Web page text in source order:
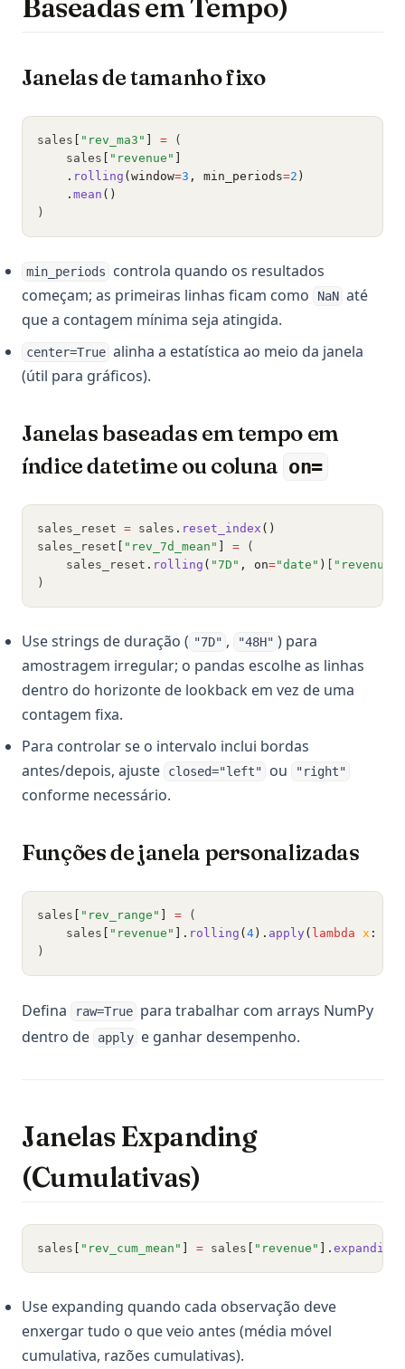
Baseadas em Tempo)
Janelas de tamanho fixo
sales "rev_ma3" = (
    sales
"revenue"
. rolling (window=3 , min_periods=2 )
. mean ()
)
min_periods
controla quando os resultados
começam; as primeiras linhas ficam como
NaN até
que a contagem mínima seja atingida.
center=True alinha a estatística ao meio da janela
(útil para gráficos).
Janelas baseadas em tempo em
índice datetime ou coluna on=
sales_reset = sales . reset_index ()
sales_reset
"rev_7d_mean" = (
    sales_reset
. rolling ( "7D" , on="date" ) "revenue"
)
Use strings de duração ( "7D" , "48H" ) para
amostragem irregular; o pandas escolhe as linhas
dentro do horizonte de lookback em vez de uma
contagem fixa.
Para controlar se o intervalo inclui bordas
antes/depois, ajuste
closed="left" ou "right"
conforme necessário.
Funções de janela personalizadas
sales "rev_range" = (
    sales
"revenue" ]. rolling ( 4 ). apply ( lambda x : x.
)
Defina raw=True para trabalhar com arrays NumPy
dentro de
apply e ganhar desempenho.
Janelas Expanding
(Cumulativas)
sales "rev_cum_mean" = sales "revenue" ]. expanding
Use expanding quando cada observação deve
enxergar tudo o que veio antes (média móvel
cumulativa, razões cumulativas).